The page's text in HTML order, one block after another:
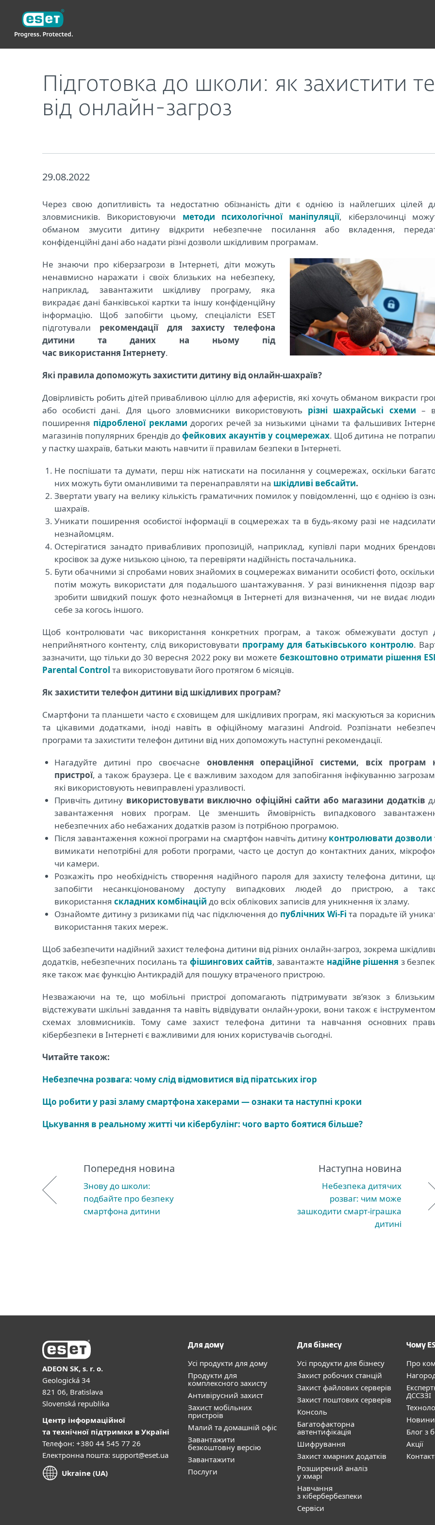
Підготовка до школи: як захистити
від онлайн-загроз
29.08.2022
Через свою допитливість та недостатню обізнаність діти є однією із найлегших цілей
зловмисників. Використовуючи методи психологічної маніпуляції, кіберзлочинці
обманом змусити дитину відкрити небезпечне посилання або вкладення,
конфіденційні дані або надати різні дозволи шкідливим програмам.
Не знаючи про кіберзагрози в Інтернеті, діти можуть
ненавмисно наражати і своїх близьких на небезпеку,
наприклад, завантажити шкідливу програму, яка
викрадає дані банківської картки та іншу конфіденційну
інформацію. Щоб запобігти цьому, спеціалісти ESET
підготували рекомендації для захисту телефона
дитини та даних на ньому під
час використання Інтернету.
Які правила допоможуть захистити дитину від онлайн-шахраїв?
Довірливість робить дітей привабливою ціллю для аферистів, які хочуть обманом викрасти
або особисті дані. Для цього зловмисники використовують різні шахрайські схеми –
поширення підробленої реклами дорогих речей за низькими цінами та фальшивих
магазинів популярних брендів дофейкових акаунтів у соцмережах. Щоб дитина не
у пастку шахраїв, батьки мають навчити її правилам безпеки в Інтернеті.
Не поспішати та думати, перш ніж натискати на посилання у соцмережах, оскільки
них можуть бути оманливими та перенаправляти на шкідливі вебсайти.
Звертати увагу на велику кількість граматичних помилок у повідомленні, що є однією із
шахраїв.
Уникати поширення особистої інформації в соцмережах та в будь-якому разі не надсилати
незнайомцям.
Остерігатися занадто привабливих пропозицій, наприклад, купівлі пари модних
кросівок за дуже низькою ціною, та перевіряти надійність постачальника.
Бути обачними зі спробами нових знайомих в соцмережах виманити особисті фото, оскільки
потім можуть використати для подальшого шантажування. У разі виникнення підозр
зробити швидкий пошук фото незнайомця в Інтернеті для визначення, чи не видає
себе за когось іншого.
Щоб контролювати час використання конкретних програм, а також обмежувати доступ
неприйнятного контенту, слід використовувати програму для батьківського контролю.
зазначити, що тільки до 30 вересня 2022 року ви можете безкоштовно отримати рішення
Parental Control та використовувати його протягом 6 місяців.
Як захистити телефон дитини від шкідливих програм?
Смартфони та планшети часто є сховищем для шкідливих програм, які маскуються за
та цікавими додатками, іноді навіть в офіційному магазині Android. Розпізнати
програми та захистити телефон дитини від них допоможуть наступні рекомендації.
Нагадуйте дитині про своєчасне оновлення операційної системи, всіх програм
пристрої, а також браузера. Це є важливим заходом для запобігання інфікуванню
які використовують невиправлені уразливості.
Привчіть дитину використовувати виключно офіційні сайти або магазини додатків
завантаження нових програм. Це зменшить ймовірність випадкового
небезпечних або небажаних додатків разом із потрібною програмою.
Після завантаження кожної програми на смартфон навчіть дитину контролювати дозволи
вимикати непотрібні для роботи програми, часто це доступ до контактних даних,
чи камери.
Розкажіть про необхідність створення надійного пароля для захисту телефона дитини,
запобігти несанкціонованому доступу випадкових людей до пристрою, а
використання складних комбінацій до всіх облікових записів для уникнення їх зламу.
Ознайомте дитину з ризиками під час підключення до публічних Wi-Fi та порадьте їй
використання таких мереж.
Щоб забезпечити надійний захист телефона дитини від різних онлайн-загроз, зокрема
додатків, небезпечних посилань та фішингових сайтів, завантажте надійне рішення з
яке також має функцію Антикрадій для пошуку втраченого пристрою.
Незважаючи на те, що мобільні пристрої допомагають підтримувати зв’язок з
відстежувати шкільні завдання та навіть відвідувати онлайн-уроки, вони також є
схемах зловмисників. Тому саме захист телефона дитини та навчання основних
кібербезпеки в Інтернеті є важливими для юних користувачів сьогодні.
Читайте також:
Небезпечна розвага: чому слід відмовитися від піратських ігор
Що робити у разі зламу смартфона хакерами ― ознаки та наступні кроки
Цькування в реальному житті чи кібербулінг: чого варто боятися більше?
Попередня новина
Знову до школи:
подбайте про безпеку
смартфона дитини
Наступна новина
Небезпека дитячих
розваг: чим може
зашкодити смарт-іграшка
дитині
Підготовка до школи: як захистити телефон дитини від онлайн-загроз
ESET
ADEON SK, s. r. o.
Geologická 34
821 06, Bratislava
Slovenská republika
Центр інформаційної
та технічної підтримки в Україні
Телефон: +380 44 545 77 26
Електронна пошта: support@eset.ua
Ukraine (UA)
Для дому
Усі продукти для дому
Продукти для
комплексного захисту
Антивірусний захист
Захист мобільних
пристроїв
Малий та домашній офіс
Завантажити
безкоштовну версію
Завантажити
Послуги
Для бізнесу
Усі продукти для бізнесу
Захист робочих станцій
Захист файлових серверів
Захист поштових серверів
Консоль
Багатофакторна
автентифікація
Шифрування
Захист хмарних додатків
Розширений аналіз
у хмарі
Навчання
з кібербербезпеки
Сервіси
Чому
Про
ДССЗЗІ
Новини
Блог з
Акції